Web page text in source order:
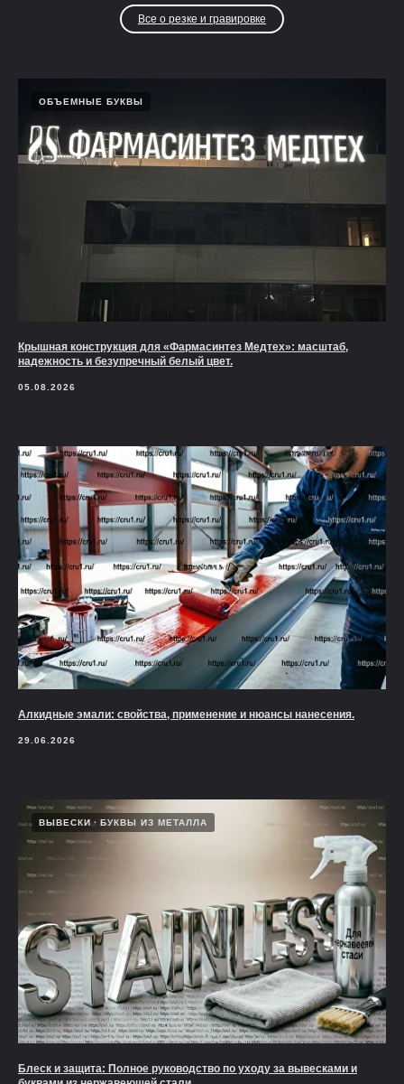
Все о резке и гравировке
ОБЪЕМНЫЕ БУКВЫ
Крышная конструкция для «Фармасинтез Медтех»: масштаб,
надежность и безупречный белый цвет.
05.08.2026
Алкидные эмали: свойства, применение и нюансы нанесения.
29.06.2026
ВЫВЕСКИ БУКВЫ ИЗ МЕТАЛЛА
Блеск и защита: Полное руководство по уходу за вывесками и